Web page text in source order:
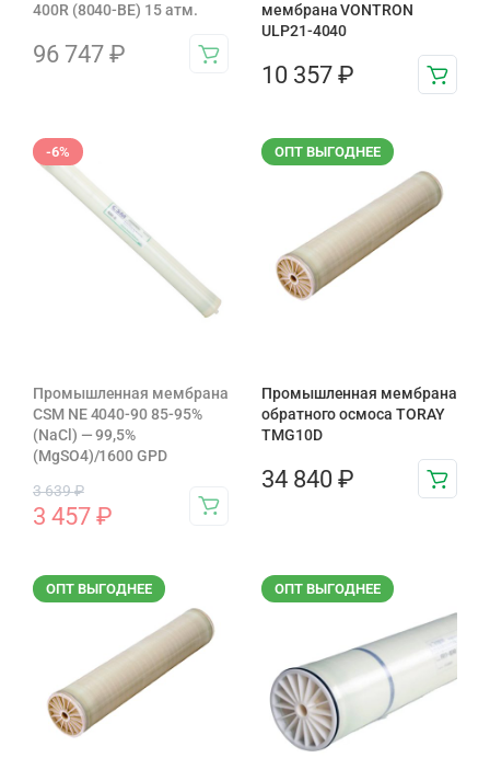
400R (8040-BE) 15 атм.
96 747 ₽
мембрана VONTRON
ULP21-4040
10 357 ₽
-6%
Промышленная мембрана
CSM NE 4040-90 85-95%
(NaCl) — 99,5%
(MgSO4)/1600 GPD
3 639₽
3 457 ₽
ОПТ ВЫГОДНЕЕ
Промышленная мембрана
обратного осмоса TORAY
TMG10D
34 840 ₽
ОПТ ВЫГОДНЕЕ ОПТ ВЫГОДНЕЕ